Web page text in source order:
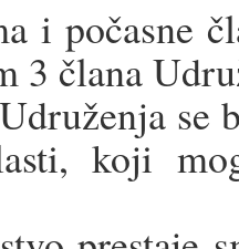
i počasne
3 člana
se
koji